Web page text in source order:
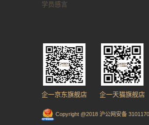
学员感言
企一京东旗舰店 企一天猫旗舰店
Copyright @2018 沪公网安备